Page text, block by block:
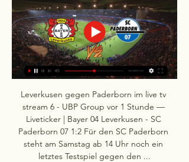
Leverkusen gegen Paderborn im live tv
stream 6 - UBP Group vor 1 Stunde —
Liveticker | Bayer 04 Leverkusen - SC
Paderborn 07 1:2 Für den SC Paderborn
steht am Samstag ab 14 Uhr noch ein
letztes Testspiel gegen den ...